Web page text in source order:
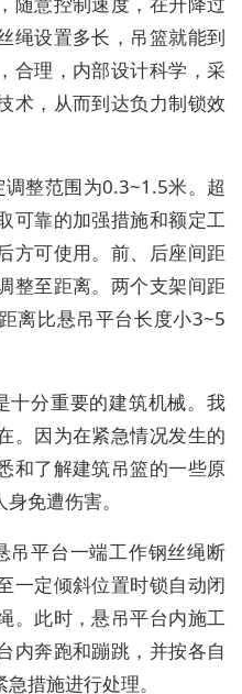
绳设置多长，吊篮就能到
合理，内部设计科学，采
术，从而到达负力制锁效
整范围为0.3~1.5米。超
可靠的加强措施和额定工
方可使用。前、后座间距
整至距离。两个支架间距
离比悬吊平台长度小3~5
十分重要的建筑机械。我
。因为在紧急情况发生的
和了解建筑吊篮的一些原
免遭伤害。
吊平台一端工作钢丝绳断
一定倾斜位置时锁自动闭
。此时，悬吊平台内施工
内奔跑和蹦跳，并按各自
措施进行处理。